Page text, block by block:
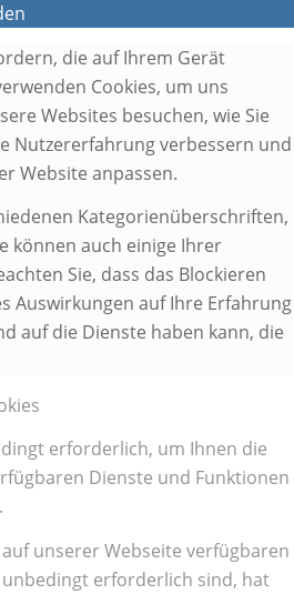
die auf Ihrem Gerät
Cookies, um uns
Websites besuchen, wie Sie
Nutzererfahrung verbessern und
Website anpassen.
Kategorienüberschriften,
können auch einige Ihrer
Sie, dass das Blockieren
Auswirkungen auf Ihre Erfahrung
auf die Dienste haben kann, die
erforderlich, um Ihnen die
Dienste und Funktionen
unserer Webseite verfügbaren
erforderlich sind, hat